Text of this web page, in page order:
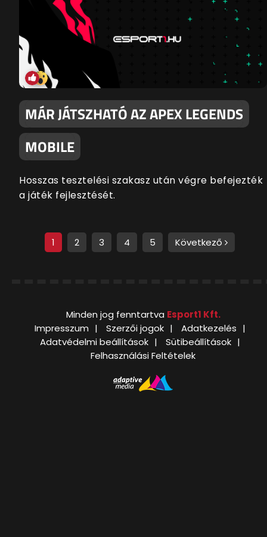
MÁR JÁTSZHATÓ AZ APEX LEGENDS
MOBILE
Hosszas tesztelési szakasz után végre befejezték
a játék fejlesztését.
1 2 3 4 5 Következő
Minden jog fenntartva Esport1 Kft.
Impresszum
Szerzői jogok
Adatkezelés
Adatvédelmi beállítások
Sütibeállítások
Felhasználási Feltételek